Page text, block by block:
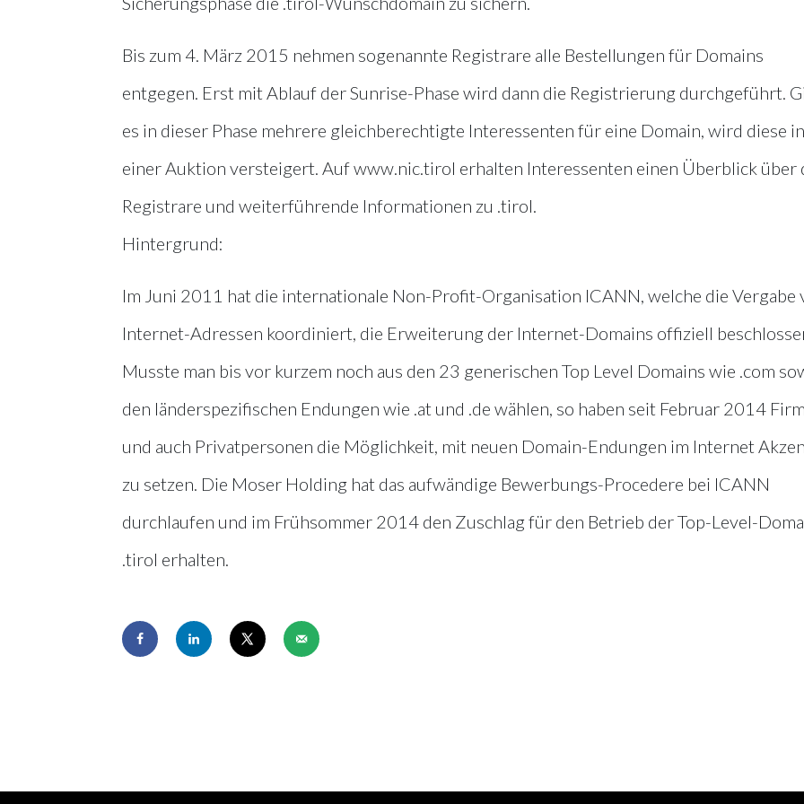
Bis zum 4. März 2015 nehmen sogenannte Registrare alle Bestellungen für Domains
entgegen. Erst mit Ablauf der Sunrise-Phase wird dann die Registrierung durchgeführt.
es in dieser Phase mehrere gleichberechtigte Interessenten für eine Domain, wird diese in
einer Auktion versteigert. Auf www.nic.tirol erhalten Interessenten einen Überblick über
Registrare und weiterführende Informationen zu .tirol.
Hintergrund:
Im Juni 2011 hat die internationale Non-Profit-Organisation ICANN, welche die Vergabe
Internet-Adressen koordiniert, die Erweiterung der Internet-Domains offiziell
Musste man bis vor kurzem noch aus den 23 generischen Top Level Domains wie .com
den länderspezifischen Endungen wie .at und .de wählen, so haben seit Februar 2014
und auch Privatpersonen die Möglichkeit, mit neuen Domain-Endungen im Internet
zu setzen. Die Moser Holding hat das aufwändige Bewerbungs-Procedere bei ICANN
durchlaufen und im Frühsommer 2014 den Zuschlag für den Betrieb der Top-Level-
.tirol erhalten.